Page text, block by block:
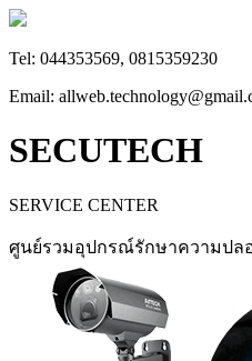
Tel: 044353569, 0815359230
Email:
SECUTECH
SERVICE CENTER
ศูนย์รวมอุปกรณ์รักษาความปล